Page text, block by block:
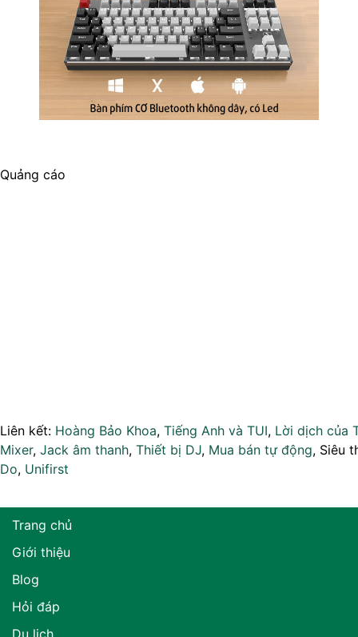
Quảng cáo
Liên kết: Hoàng Bảo Khoa, Tiếng Anh và TUI, Lời dịch của
Mixer, Jack âm thanh, Thiết bị DJ, Mua bán tự động, Siêu
Do, Unifirst
Trang chủ
Giới thiệu
Blog
Hỏi đáp
Du lịch